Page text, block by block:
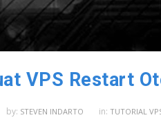
VPS Restart
by: STEVEN INDARTO in: TUTORIAL